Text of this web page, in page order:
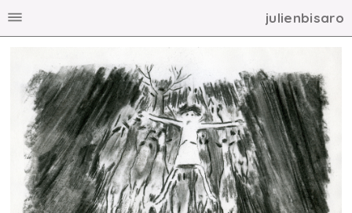
julienbisaro